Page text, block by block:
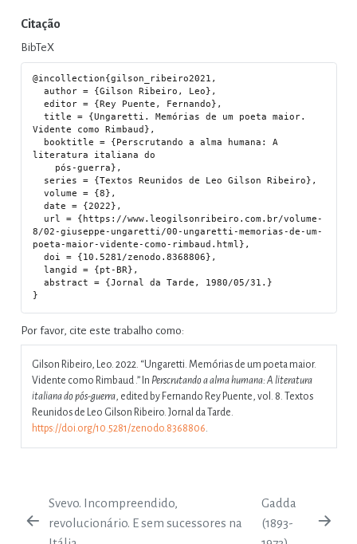
Citação
BibTeX
@incollection{gilson_ribeiro2021,
  author = {Gilson Ribeiro, Leo},
  editor = {Rey Puente, Fernando},
  title = {Ungaretti. Memórias de um poeta maior.
Vidente como Rimbaud},
literatura italiana do
  volume = {8},
  date = {2022},
8/02-giuseppe-ungaretti/00-ungaretti-memorias-de-um-
poeta-maior-vidente-como-rimbaud.html},
  doi = {10.5281/zenodo.8368806},
  abstract = {Jornal da Tarde, 1980/05/31.}
Por favor, cite este trabalho como:
Gilson Ribeiro, Leo. 2022. “Ungaretti. Memórias de um poeta maior.
Vidente como Rimbaud .” In Perscrutando a alma humana: A literatura
italiana do pós-guerra, edited by Fernando Rey Puente, vol. 8. Textos
Reunidos de Leo Gilson Ribeiro. Jornal da Tarde.
https://doi.org/10.5281/zenodo.8368806
Svevo. Incompreendido,
revolucionário. E sem sucessores na
Gadda
(1893-